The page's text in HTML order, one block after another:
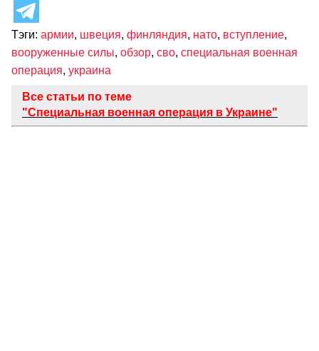
Тэги: армии, швеция, финляндия, нато, вступление,
вооруженные силы, обзор, сво, специальная военная
операция, украина
Все статьи по теме
"Специальная военная операция в Украине"